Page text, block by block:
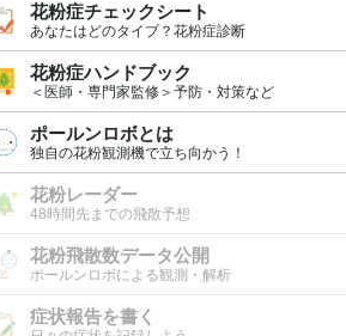
花粉症チェックシート
あなたはどのタイプ？花粉症診断
花粉症ハンドブック
＜医師・専門家監修＞予防・対策など
ポールンロボとは
独自の花粉観測機で立ち向かう！
花粉レーダー
48時間先までの飛散予想
花粉飛散数データ公開
ポールンロボによる観測・解析
症状報告を書く